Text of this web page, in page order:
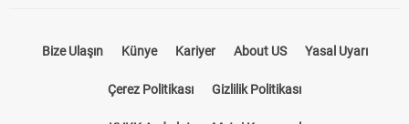
Bize Ulaşın Künye Kariyer About US Yasal Uyarı
Çerez Politikası Gizlilik Politikası